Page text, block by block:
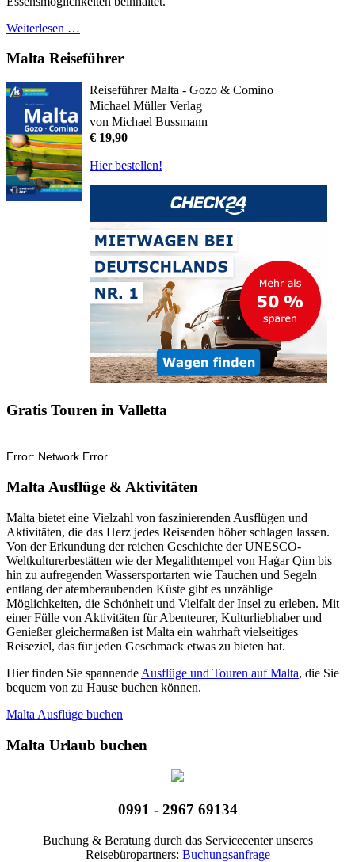
Weiterlesen …
Malta Reiseführer
Reiseführer Malta - Gozo & Comino
Michael Müller Verlag
von Michael Bussmann
€ 19,90
Hier bestellen!
Gratis Touren in Valletta
Malta Ausflüge & Aktivitäten
Malta bietet eine Vielzahl von faszinierenden Ausflügen und
Aktivitäten, die das Herz jedes Reisenden höher schlagen lassen.
Von der Erkundung der reichen Geschichte der UNESCO-
Weltkulturerbestätten wie der Megalithtempel von Ħaġar Qim bis
hin zu aufregenden Wassersportarten wie Tauchen und Segeln
entlang der atemberaubenden Küste gibt es unzählige
Möglichkeiten, die Schönheit und Vielfalt der Insel zu erleben. Mit
einer Fülle von Aktivitäten für Abenteurer, Kulturliebhaber und
Genießer gleichermaßen ist Malta ein wahrhaft vielseitiges
Reiseziel, das für jeden Geschmack etwas zu bieten hat.
Hier finden Sie spannende Ausflüge und Touren auf Malta, die Sie
bequem von zu Hause buchen können.
Malta Ausflüge buchen
Malta Urlaub buchen
0991 - 2967 69134
Buchung & Beratung durch das Servicecenter unseres
Reisebüropartners: Buchungsanfrage